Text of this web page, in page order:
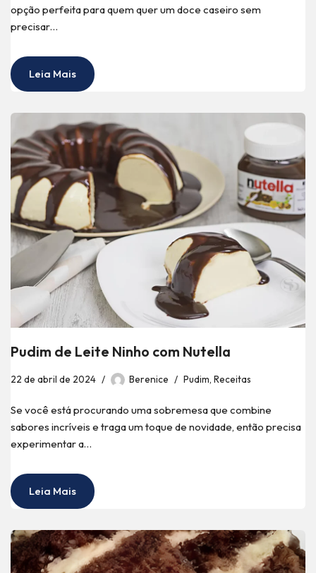
opção perfeita para quem quer um doce caseiro sem
precisar…
Leia Mais
Pudim de Leite Ninho com Nutella
22 de abril de 2024 Berenice Pudim, Receitas
Se você está procurando uma sobremesa que combine
sabores incríveis e traga um toque de novidade, então precisa
experimentar a…
Leia Mais